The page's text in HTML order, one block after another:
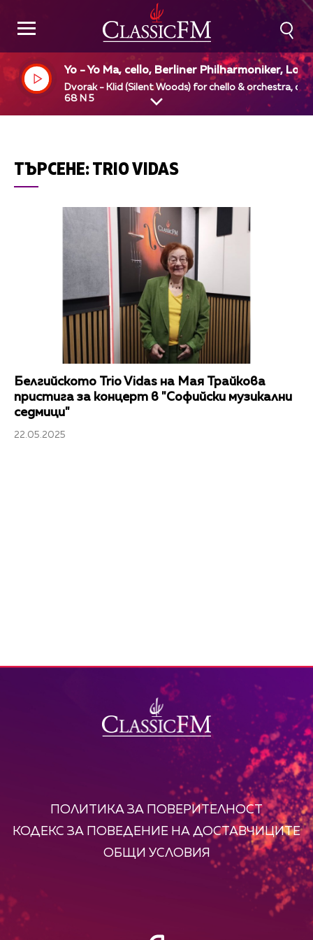
Yo - Yo Ma, cello, Berliner Philharmoniker,
Maazel, dir
Dvorak - Klid (Silent Woods) for chello & orchestra, op
68 N 5
ТЪРСЕНЕ:TRIO VIDAS
Белгийското Trio Vidas на Мая Трайкова
пристига за концерт в "Софийски музикални
седмици"
22.05.2025
ПОЛИТИКА ЗА ПОВЕРИТЕЛНОСТ
КОДЕКС ЗА ПОВЕДЕНИЕ НА ДОСТАВЧИЦИТЕ
ОБЩИ УСЛОВИЯ